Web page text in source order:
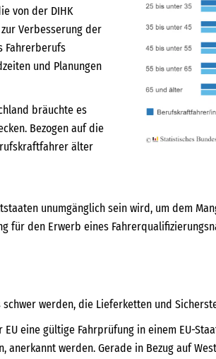
von der DIHK
Verbesserung der
Fahrerberufs
und Planungen
bräuchte es
Bezogen auf die
älter
unumgänglich sein wird, um dem
für den Erwerb eines
werden, die Lieferketten und
eine gültige Fahrprüfung in einem EU-
anerkannt werden. Gerade in Bezug auf